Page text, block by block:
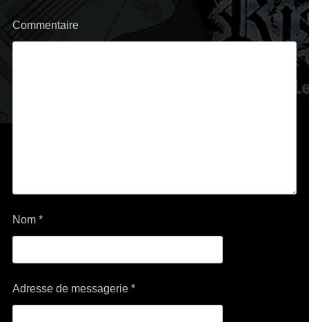
Commentaire
Nom *
Adresse de messagerie *